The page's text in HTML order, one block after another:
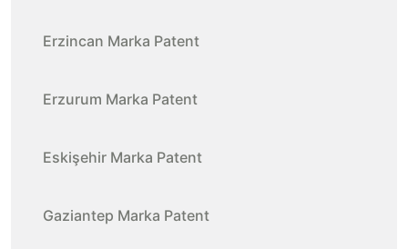
Erzincan Marka Patent
Erzurum Marka Patent
Eskişehir Marka Patent
Gaziantep Marka Patent